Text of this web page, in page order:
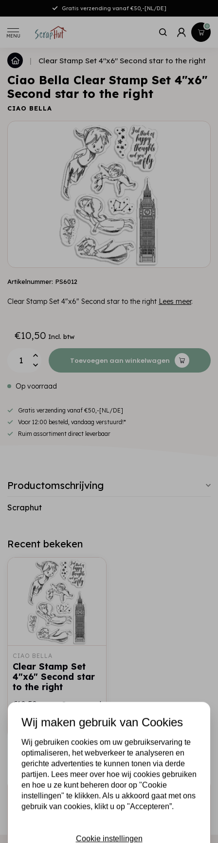
Gratis verzending vanaf €50,-[NL/DE]
MENU
0
| Clear Stamp Set 4"x6" Second star to the right
Ciao Bella Clear Stamp Set 4"x6"
Second star to the right
CIAO BELLA
Artikelnummer: PS6012
Clear Stamp Set 4"x6" Second star to the right Lees meer.
€10,50 Incl. btw
Toevoegen aan winkelwagen
Op voorraad
Gratis verzending vanaf €50,-[NL/DE]
Voor 12:00 besteld, vandaag verstuurd!*
Ruim assortiment direct leverbaar
Productomschrijving
Scraphut
Recent bekeken
CIAO BELLA
Clear Stamp Set
4"x6" Second star
to the right
€10,50 Op voorraad
Snel toevoegen
Schrijf je in voor de nieuwsbrief
Ontvang als eerste onze actie en nieuwe producten
Wij maken gebruik van Cookies
Wij gebruiken cookies om uw gebruikservaring te
optimaliseren, het webverkeer te analyseren en
gerichte advertenties te kunnen tonen via derde
partijen. Lees meer over hoe wij cookies gebruiken
en hoe u ze kunt beheren door op "Cookie
instellingen" te klikken. Als u akkoord gaat met ons
gebruik van cookies, klikt u op "Accepteren”.
Cookie instellingen